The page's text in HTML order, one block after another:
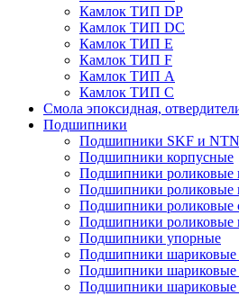
Камлок ТИП DP
Камлок ТИП DС
Камлок ТИП E
Камлок ТИП F
Камлок ТИП А
Камлок ТИП С
Смола эпоксидная,
Подшипники
Подшипники SKF и NTN
Подшипники корпусные
Подшипники роликовые
Подшипники роликовые
Подшипники роликовые
Подшипники роликовые
Подшипники упорные
Подшипники шариковые
Подшипники шариковые
Подшипники шариковые